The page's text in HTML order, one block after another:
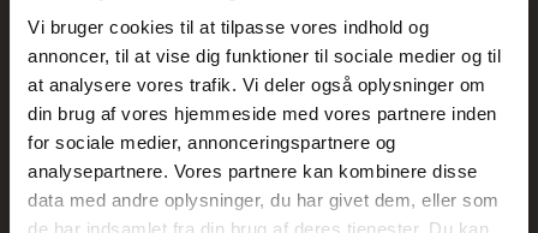
Vi bruger cookies til at tilpasse vores indhold og
annoncer, til at vise dig funktioner til sociale medier og til
at analysere vores trafik. Vi deler også oplysninger om
din brug af vores hjemmeside med vores partnere inden
for sociale medier, annonceringspartnere og
analysepartnere. Vores partnere kan kombinere disse
data med andre oplysninger, du har givet dem, eller som
de har indsamlet fra din brug af deres tjenester. Du kan
Reka Kabel A/S
+45 20 75 00 85
Skolegade 61
7400 Herning,
DANMARK